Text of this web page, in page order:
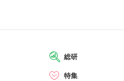
総研
特集